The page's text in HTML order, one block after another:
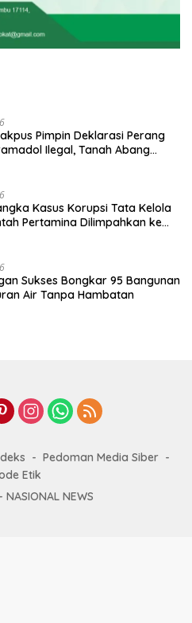
Pimpin Deklarasi Perang
Ilegal, Tanah Abang
Kasus Korupsi Tata Kelola
Pertamina Dilimpahkan ke
Sukses Bongkar 95 Bangunan
Air Tanpa Hambatan
Pedoman Media Siber
Etik
NASIONAL NEWS